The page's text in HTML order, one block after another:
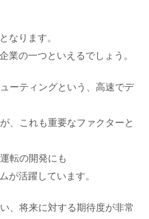
なります。
業の一つといえるでしょう。
ーティングという、高速でデ
、これも重要なファクターと
転の開発にも
が活躍しています。
、将来に対する期待度が非常